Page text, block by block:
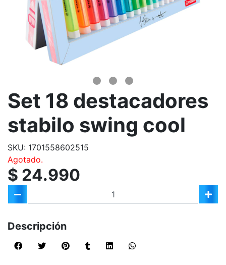
Set 18 destacadores
stabilo swing cool
SKU: 1701558602515
Agotado.
$ 24.990
Descripción